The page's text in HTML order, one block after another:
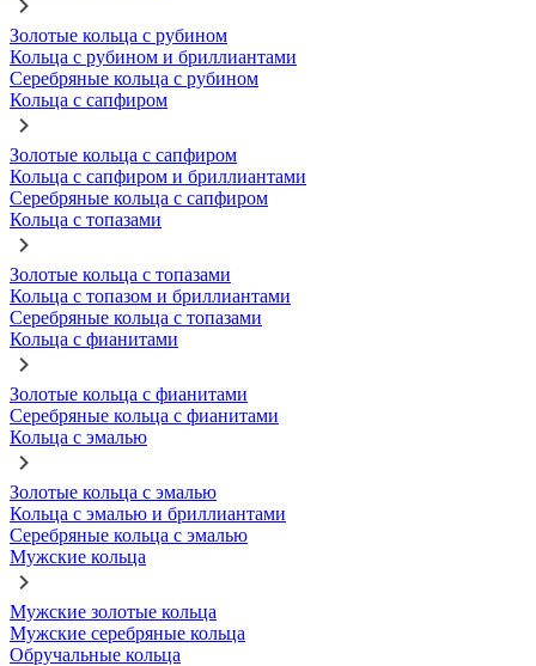
Золотые кольца с рубином
Кольца с рубином и бриллиантами
Серебряные кольца с рубином
Кольца с сапфиром
Золотые кольца с сапфиром
Кольца с сапфиром и бриллиантами
Серебряные кольца с сапфиром
Кольца с топазами
Золотые кольца с топазами
Кольца с топазом и бриллиантами
Серебряные кольца с топазами
Кольца с фианитами
Золотые кольца с фианитами
Серебряные кольца с фианитами
Кольца с эмалью
Золотые кольца с эмалью
Кольца с эмалью и бриллиантами
Серебряные кольца с эмалью
Мужские кольца
Мужские золотые кольца
Мужские серебряные кольца
Обручальные кольца